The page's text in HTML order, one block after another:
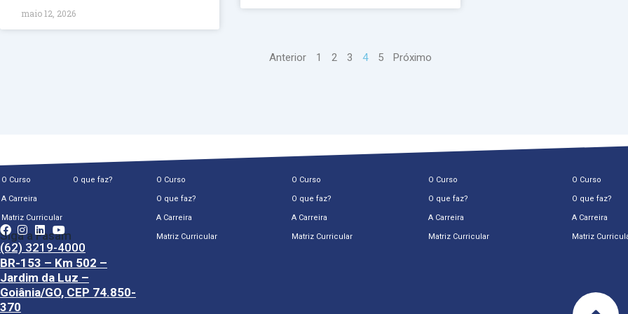
maio 12, 2026
Anterior 1 2 3 4 5 Próximo
O Curso O que faz?
A Carreira
Matriz Curricular
Siga a Fasam
(62) 3219-4000
BR-153 – Km 502 –
Jardim da Luz –
Goiânia/GO, CEP 74.850-
370
O Curso
O que faz?
A Carreira
Matriz Curricular
O Curso
O que faz?
A Carreira
Matriz Curricular
O Curso
O que faz?
A Carreira
Matriz Curricular
O Curso
O que faz?
A Carreira
Matriz